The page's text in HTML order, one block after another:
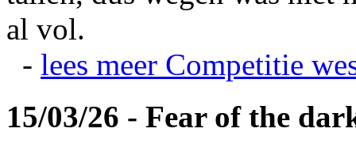
al vol.
- lees meer Competitie
15/03/26 - Fear of the